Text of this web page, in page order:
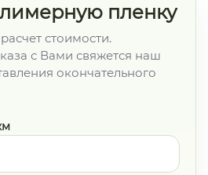
пленку
стоимости.
с Вами свяжется наш
окончательного